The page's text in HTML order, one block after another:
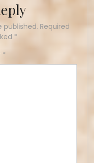
published. Required
*
*